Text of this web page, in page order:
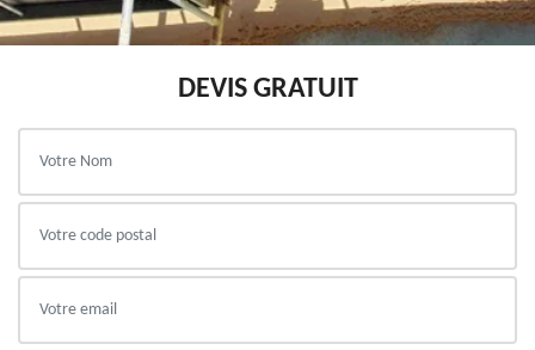
DEVIS GRATUIT